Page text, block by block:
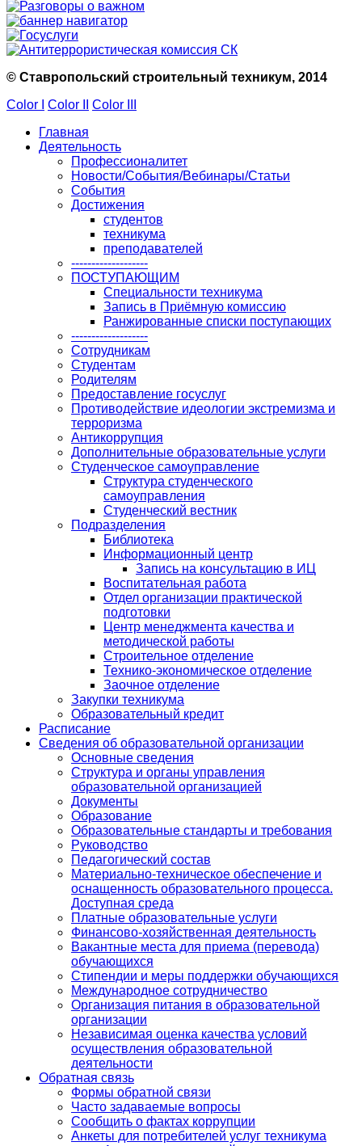
© Ставропольский строительный техникум, 2014
Color I
Color II
Color III
Главная
Деятельность
Профессионалитет
Новости/События/Вебинары/Статьи
События
Достижения
студентов
техникума
преподавателей
-------------------
ПОСТУПАЮЩИМ
Специальности техникума
Запись в Приёмную комиссию
Ранжированные списки поступающих
-------------------
Сотрудникам
Студентам
Родителям
Предоставление госуслуг
Противодействие идеологии экстремизма и
терроризма
Антикоррупция
Дополнительные образовательные услуги
Студенческое самоуправление
Структура студенческого
самоуправления
Студенческий вестник
Подразделения
Библиотека
Информационный центр
Запись на консультацию в ИЦ
Воспитательная работа
Отдел организации практической
подготовки
Центр менеджмента качества и
методической работы
Строительное отделение
Технико-экономическое отделение
Заочное отделение
Закупки техникума
Образовательный кредит
Расписание
Сведения об образовательной организации
Основные сведения
Структура и органы управления
образовательной организацией
Документы
Образование
Образовательные стандарты и требования
Руководство
Педагогический состав
Материально-техническое обеспечение и
оснащенность образовательного процесса.
Доступная среда
Платные образовательные услуги
Финансово-хозяйственная деятельность
Вакантные места для приема (перевода)
обучающихся
Стипендии и меры поддержки обучающихся
Международное сотрудничество
Организация питания в образовательной
организации
Независимая оценка качества условий
осуществления образовательной
деятельности
Обратная связь
Формы обратной связи
Часто задаваемые вопросы
Сообщить о фактах коррупции
Анкеты для потребителей услуг техникума